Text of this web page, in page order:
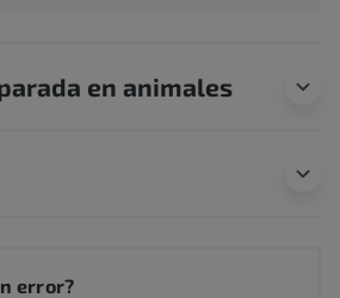
en animales
error?